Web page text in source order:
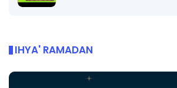
IHYA' RAMADAN